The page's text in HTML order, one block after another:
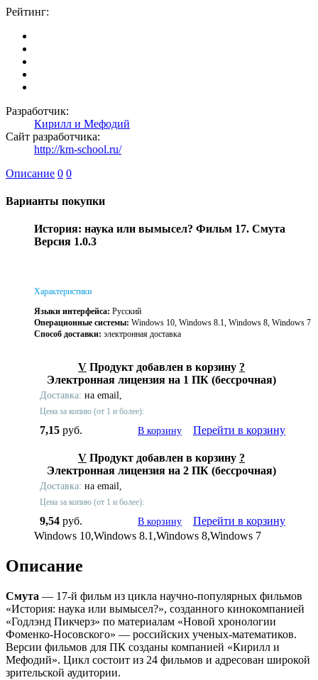
Рейтинг:
Разработчик:
Кирилл и Мефодий
Сайт разработчика:
http://km-school.ru/
Описание 0 0
Варианты покупки
История: наука или вымысел? Фильм 17. Смута
Версия 1.0.3
Характеристики
Языки интерфейса: Русский
Операционные системы: Windows 10, Windows 8.1, Windows 8, Windows 7
Способ доставки: электронная доставка
V Продукт добавлен в корзину ?
Электронная лицензия на 1 ПК (бессрочная)
Доставка: на email,
Цена за копию (от 1 и более):
7,15 руб. В корзину Перейти в корзину
V Продукт добавлен в корзину ?
Электронная лицензия на 2 ПК (бессрочная)
Доставка: на email,
Цена за копию (от 1 и более):
9,54 руб. В корзину
Перейти в корзину
Windows 10,Windows 8.1,Windows 8,Windows 7
Описание
Смута — 17-й фильм из цикла научно-популярных фильмов
«История: наука или вымысел?», созданного кинокомпанией
«Годлэнд Пикчерз» по материалам «Новой хронологии
Фоменко-Носовского» — российских ученых-математиков.
Версии фильмов для ПК созданы компанией «Кирилл и
Мефодий». Цикл состоит из 24 фильмов и адресован широкой
зрительской аудитории.